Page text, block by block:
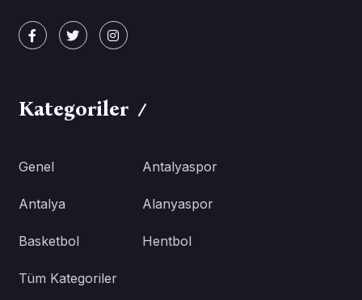
Kategoriler
Genel Antalyaspor
Antalya Alanyaspor
Basketbol Hentbol
Tüm Kategoriler